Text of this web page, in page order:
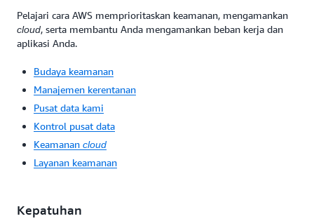
Pelajari cara AWS memprioritaskan keamanan, mengamankan
cloud, serta membantu Anda mengamankan beban kerja dan
aplikasi Anda.
Budaya keamanan
Manajemen kerentanan
Pusat data kami
Kontrol pusat data
Keamanan cloud
Layanan keamanan
Kepatuhan